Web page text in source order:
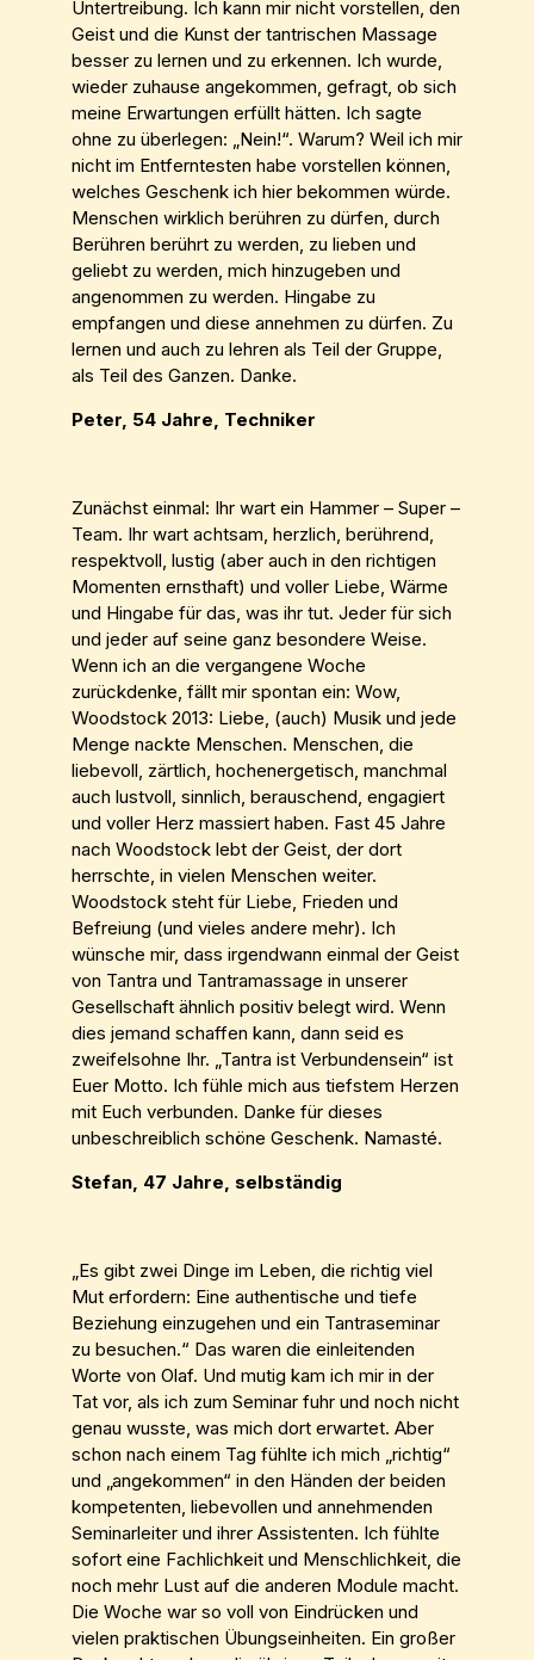
Untertreibung. Ich kann mir nicht vorstellen, den
Geist und die Kunst der tantrischen Massage
besser zu lernen und zu erkennen. Ich wurde,
wieder zuhause angekommen, gefragt, ob sich
meine Erwartungen erfüllt hätten. Ich sagte
ohne zu überlegen: „Nein!“. Warum? Weil ich mir
nicht im Entferntesten habe vorstellen können,
welches Geschenk ich hier bekommen würde.
Menschen wirklich berühren zu dürfen, durch
Berühren berührt zu werden, zu lieben und
geliebt zu werden, mich hinzugeben und
angenommen zu werden. Hingabe zu
empfangen und diese annehmen zu dürfen. Zu
lernen und auch zu lehren als Teil der Gruppe,
als Teil des Ganzen. Danke.
Peter, 54 Jahre, Techniker
Zunächst einmal: Ihr wart ein Hammer – Super –
Team. Ihr wart achtsam, herzlich, berührend,
respektvoll, lustig (aber auch in den richtigen
Momenten ernsthaft) und voller Liebe, Wärme
und Hingabe für das, was ihr tut. Jeder für sich
und jeder auf seine ganz besondere Weise.
Wenn ich an die vergangene Woche
zurückdenke, fällt mir spontan ein: Wow,
Woodstock 2013: Liebe, (auch) Musik und jede
Menge nackte Menschen. Menschen, die
liebevoll, zärtlich, hochenergetisch, manchmal
auch lustvoll, sinnlich, berauschend, engagiert
und voller Herz massiert haben. Fast 45 Jahre
nach Woodstock lebt der Geist, der dort
herrschte, in vielen Menschen weiter.
Woodstock steht für Liebe, Frieden und
Befreiung (und vieles andere mehr). Ich
wünsche mir, dass irgendwann einmal der Geist
von Tantra und Tantramassage in unserer
Gesellschaft ähnlich positiv belegt wird. Wenn
dies jemand schaffen kann, dann seid es
zweifelsohne Ihr. „Tantra ist Verbundensein“ ist
Euer Motto. Ich fühle mich aus tiefstem Herzen
mit Euch verbunden. Danke für dieses
unbeschreiblich schöne Geschenk. Namasté.
Stefan, 47 Jahre, selbständig
„Es gibt zwei Dinge im Leben, die richtig viel
Mut erfordern: Eine authentische und tiefe
Beziehung einzugehen und ein Tantraseminar
zu besuchen.“ Das waren die einleitenden
Worte von Olaf. Und mutig kam ich mir in der
Tat vor, als ich zum Seminar fuhr und noch nicht
genau wusste, was mich dort erwartet. Aber
schon nach einem Tag fühlte ich mich „richtig“
und „angekommen“ in den Händen der beiden
kompetenten, liebevollen und annehmenden
Seminarleiter und ihrer Assistenten. Ich fühlte
sofort eine Fachlichkeit und Menschlichkeit, die
noch mehr Lust auf die anderen Module macht.
Die Woche war so voll von Eindrücken und
vielen praktischen Übungseinheiten. Ein großer